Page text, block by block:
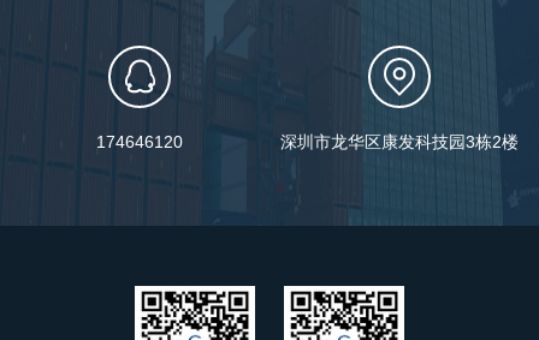
174646120 深圳市龙华区康发科技园3栋2楼